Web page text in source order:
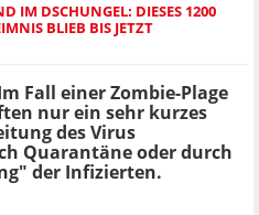
IM DSCHUNGEL: DIESES 1200
BLIEB BIS JETZT
Fall einer Zombie-Plage
nur ein sehr kurzes
des Virus
Quarantäne oder durch
der Infizierten.